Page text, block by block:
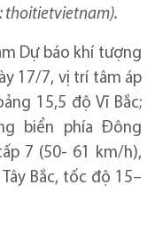
thoitietvietnam).
Dự báo khí tượng
17/7, vị trí tâm áp
15,5 độ Vĩ Bắc;
biển phía Đông
7 (50- 61 km/h),
Bắc, tốc độ 15–